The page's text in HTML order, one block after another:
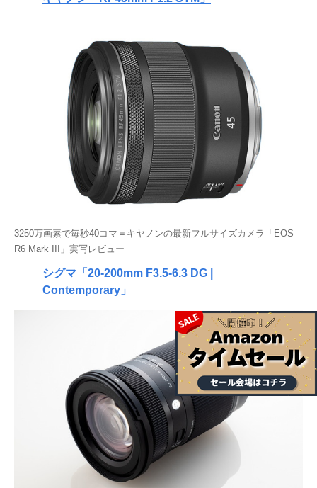
3250万画素で毎秒40コマ＝キヤノンの最新フルサイズカメラ「EOS
R6 Mark III」実写レビュー
シグマ「20-200mm F3.5-6.3 DG |
Contemporary」